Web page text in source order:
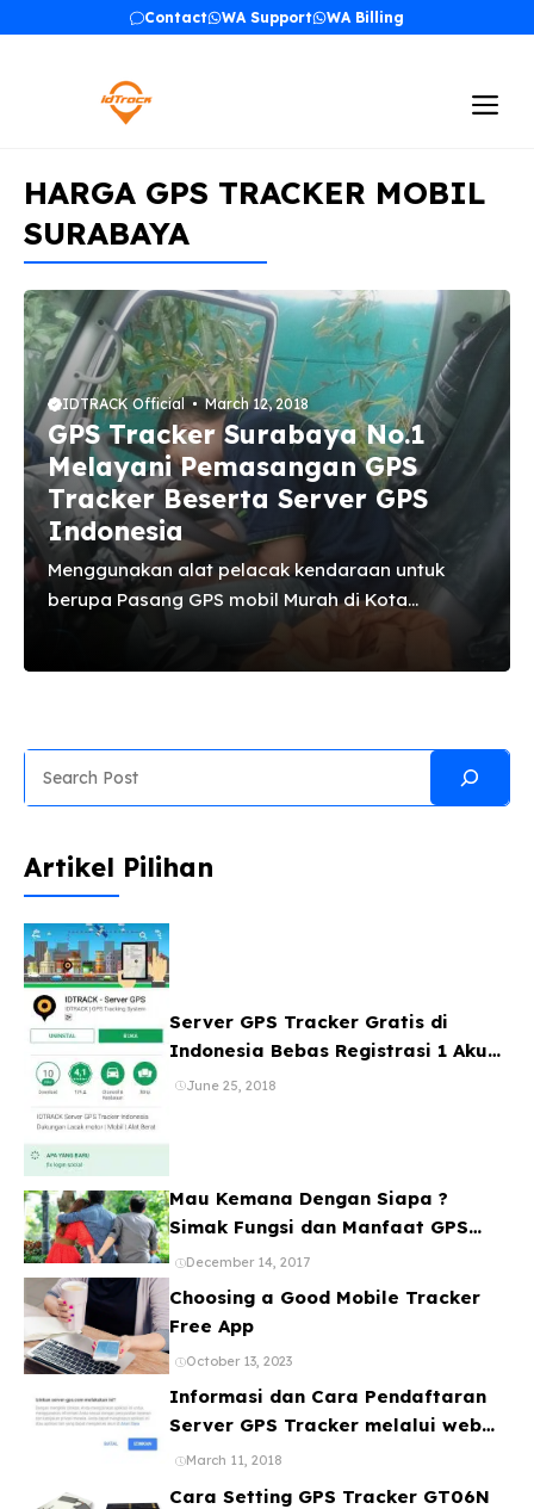
Contact WA Support WA Billing
HARGA GPS TRACKER MOBIL
SURABAYA
IDTRACK Official March 12, 2018
GPS Tracker Surabaya No.1
Melayani Pemasangan GPS
Tracker Beserta Server GPS
Indonesia
Menggunakan alat pelacak kendaraan untuk
berupa Pasang GPS mobil Murah di Kota
Surabaya memiliki banyak sekali manfaat yang
Genteng, Gubeng, Gunung Anyar, Jambangan,
Karangpilang, Kenjeran, Krembangan,
Tambaksari, Tandes, Tegalsari, Tenggilis Mejoyo,
Mulyorejo, Pabean Cantikan, Pakal, Rungkut,
Sambikerep, Sawahan, Semampir, Simokerto,
Sukolilo, Sukomanunggal anda dapat memilih
alat GPS Pelacak di Surabaya untuk solusi
keamanan kendaraan anda. Hal ini sudah diuji
oleh banyak pemilik kendaraan terutama dalam
...
Artikel Pilihan
Server GPS Tracker Gratis di
Indonesia Bebas Registrasi 1 Akun
Banyak Device
June 25, 2018
Mau Kemana Dengan Siapa ?
Simak Fungsi dan Manfaat GPS
Mobil
December 14, 2017
Choosing a Good Mobile Tracker
Free App
October 13, 2023
Informasi dan Cara Pendaftaran
Server GPS Tracker melalui web
ataupun Aplikasi Online Gratis
March 11, 2018
Cara Setting GPS Tracker GT06N